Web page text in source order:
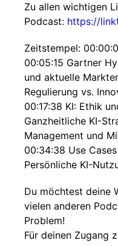
Zu allen wichtigen
Podcast: https://
Zeitstempel:
00:05:15 Gartner
und aktuelle
Regulierung vs.
00:17:38 KI: Ethik
Ganzheitliche KI-
Management und
00:34:38 Use
Persönliche KI-
Du möchtest deine
vielen anderen
Problem!
Für deinen Zugang